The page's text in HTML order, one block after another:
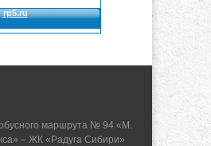
маршрута № 94 «М.
– ЖК «Радуга Сибири»